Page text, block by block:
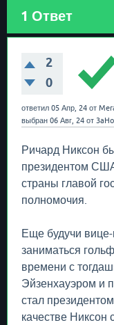
1 Ответ
2
0
ответил 05 Апр, 24 от
выбран 06 Авг, 24 от
Ричард Никсон
президентом
страны главой
полномочия.
Еще будучи
заниматься
времени с
Эйзенхауэром и
стал
качестве Никсон